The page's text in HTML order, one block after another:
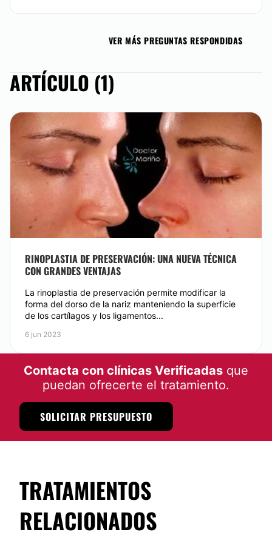
VER MÁS PREGUNTAS RESPONDIDAS
ARTÍCULO (1)
RINOPLASTIA DE PRESERVACIÓN: UNA NUEVA TÉCNICA
CON GRANDES VENTAJAS
La rinoplastia de preservación permite modificar la
forma del dorso de la nariz manteniendo la superficie
de los cartílagos y los ligamentos...
6 jun 2023
Contacta con clínicas Verificadas que
puedan ofrecerte el tratamiento.
SOLICITAR PRESUPUESTO
TRATAMIENTOS
RELACIONADOS